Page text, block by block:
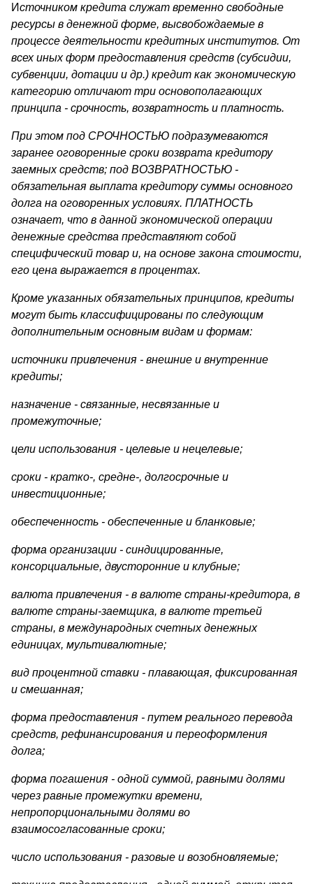
Источником кредита служат временно свободные
ресурсы в де­нежной форме, высвобождаемые в
процессе деятельности кре­дитных институтов. От
всех иных форм предоставления средств (субсидии,
субвенции, дотации и др.) кредит как экономическую
ка­тегорию отличают три основополагающих
принципа - срочность, возвратность и платность.
При этом под СРОЧНОСТЬЮ подразумеваются
заранее огово­ренные сроки возврата кредитору
заемных средств; под ВОЗ­ВРАТНОСТЬЮ -
обязательная выплата кредитору суммы основ­ного
долга на оговоренных условиях. ПЛАТНОСТЬ
означает, что в данной экономической операции
денежные средства представляют собой
специфический товар и, на основе закона стоимости,
его цена выражается в процентах.
Кроме указанных обязательных принципов, кредиты
могут быть классифицированы по следующим
дополнительным основным видам и формам:
источники привлечения - внешние и внутренние
кредиты;
назначение - связанные, несвязанные и
промежуточные;
цели использования - целевые и нецелевые;
сроки - кратко-, средне-, долгосрочные и
инвестиционные;
обеспеченность - обеспеченные и бланковые;
форма организации - синдицированные,
консорциальные, дву­сторонние и клубные;
валюта привлечения - в валюте страны-кредитора, в
валюте страны-заемщика, в валюте третьей
страны, в международ­ных счетных денежных
единицах, мультивалютные;
вид процентной ставки - плавающая, фиксированная
и сме­шанная;
форма предоставления - путем реального перевода
средств, рефинансирования и переоформления
долга;
форма погашения - одной суммой, равными долями
через рав­ные промежутки времени,
непропорциональными долями во
взаимосогласованные сроки;
число использования - разовые и возобновляемые;